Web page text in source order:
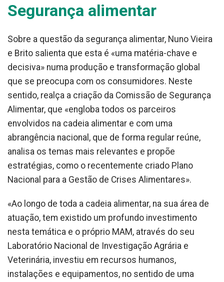
Segurança alimentar
Sobre a questão da segurança alimentar, Nuno Vieira
e Brito salienta que esta é «uma matéria-chave e
decisiva» numa produção e transformação global
que se preocupa com os consumidores. Neste
sentido, realça a criação da Comissão de Segurança
Alimentar, que «engloba todos os parceiros
envolvidos na cadeia alimentar e com uma
abrangência nacional, que de forma regular reúne,
analisa os temas mais relevantes e propõe
estratégias, como o recentemente criado Plano
Nacional para a Gestão de Crises Alimentares».
«Ao longo de toda a cadeia alimentar, na sua área de
atuação, tem existido um profundo investimento
nesta temática e o próprio MAM, através do seu
Laboratório Nacional de Investigação Agrária e
Veterinária, investiu em recursos humanos,
instalações e equipamentos, no sentido de uma